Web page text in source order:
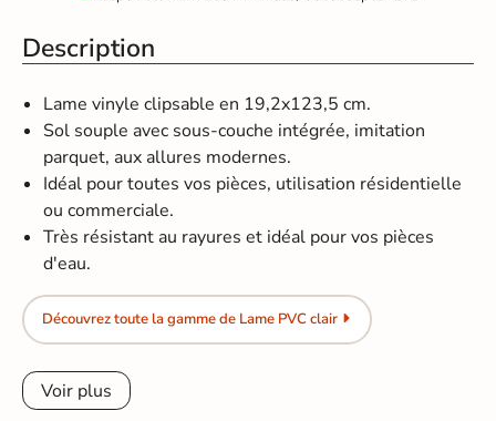
Description
Lame vinyle clipsable en 19,2x123,5 cm.
Sol souple avec sous-couche intégrée, imitation
parquet, aux allures modernes.
Idéal pour toutes vos pièces, utilisation résidentielle
ou commerciale.
Très résistant au rayures et idéal pour vos pièces
d'eau.
Découvrez toute la gamme de Lame PVC clair
Voir plus